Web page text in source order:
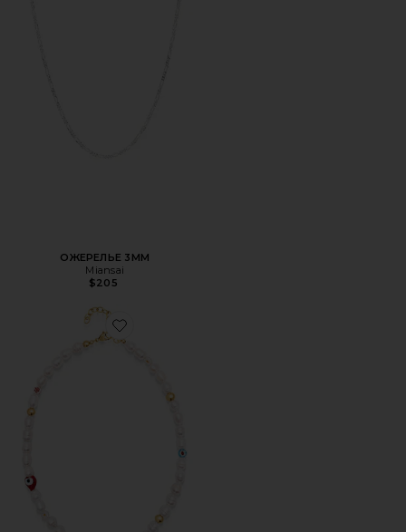
ОЖЕРЕЛЬЕ 3MM
Miansai
$205
Favorite ОЖЕРЕЛЬЕ SMILEY